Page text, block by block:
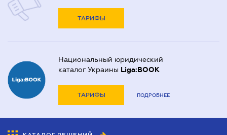
ТАРИФЫ
Национальный юридический
каталог Украины Liga:BOOK
ТАРИФЫ ПОДРОБНЕЕ